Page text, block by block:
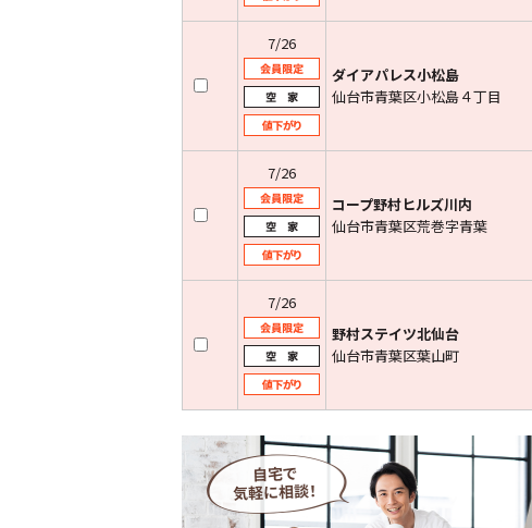
7/26
ダイアパレス小松島
仙台市青葉区小松島４丁目
7/26
コープ野村ヒルズ川内
仙台市青葉区荒巻字青葉
7/26
野村ステイツ北仙台
仙台市青葉区葉山町